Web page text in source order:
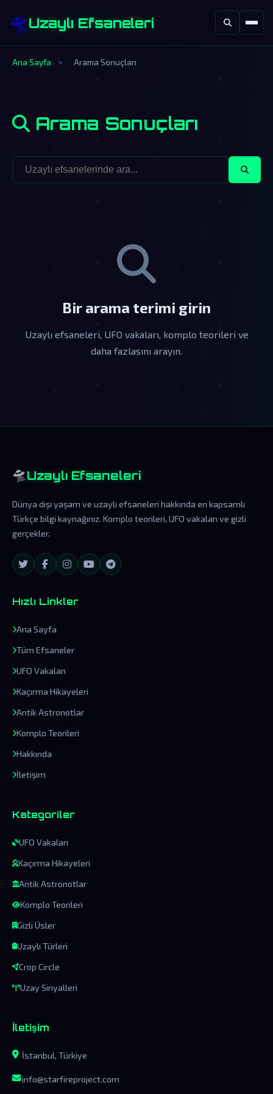
🛸Uzaylı Efsaneleri
Ana Sayfa > Arama Sonuçları
Arama Sonuçları
Bir arama terimi girin
Uzaylı efsaneleri, UFO vakaları, komplo teorileri ve
daha fazlasını arayın.
🛸 Uzaylı Efsaneleri
Dünya dışı yaşam ve uzaylı efsaneleri hakkında en kapsamlı
Türkçe bilgi kaynağınız. Komplo teorileri, UFO vakaları ve gizli
gerçekler.
Hızlı Linkler
Ana Sayfa
Tüm Efsaneler
UFO Vakaları
Kaçırma Hikayeleri
Antik Astronotlar
Komplo Teorileri
Hakkında
İletişim
Kategoriler
UFO Vakaları
Kaçırma Hikayeleri
Antik Astronotlar
Komplo Teorileri
Gizli Üsler
Uzaylı Türleri
Crop Circle
Uzay Sinyalleri
İletişim
İstanbul, Türkiye
info@starfireproject.com